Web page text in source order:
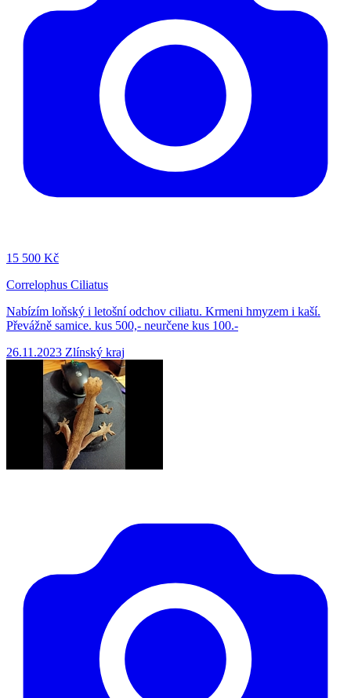
15 500 Kč
Correlophus Ciliatus
Nabízím loňský i letošní odchov ciliatu. Krmeni hmyzem i kaší.
Převážně samice. kus 500,- neurčene kus 100.-
26.11.2023 Zlínský kraj